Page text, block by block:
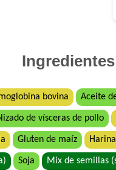
Ingredientes
bovina Aceite
de vísceras de pollo
Gluten de maíz
Soja Mix de semillas